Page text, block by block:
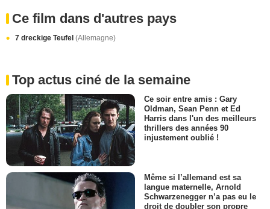
Ce film dans d'autres pays
7 dreckige Teufel (Allemagne)
Top actus ciné de la semaine
Ce soir entre amis : Gary
Oldman, Sean Penn et Ed
Harris dans l'un des meilleurs
thrillers des années 90
injustement oublié !
Même si l’allemand est sa
langue maternelle, Arnold
Schwarzenegger n’a pas eu le
droit de doubler son propre